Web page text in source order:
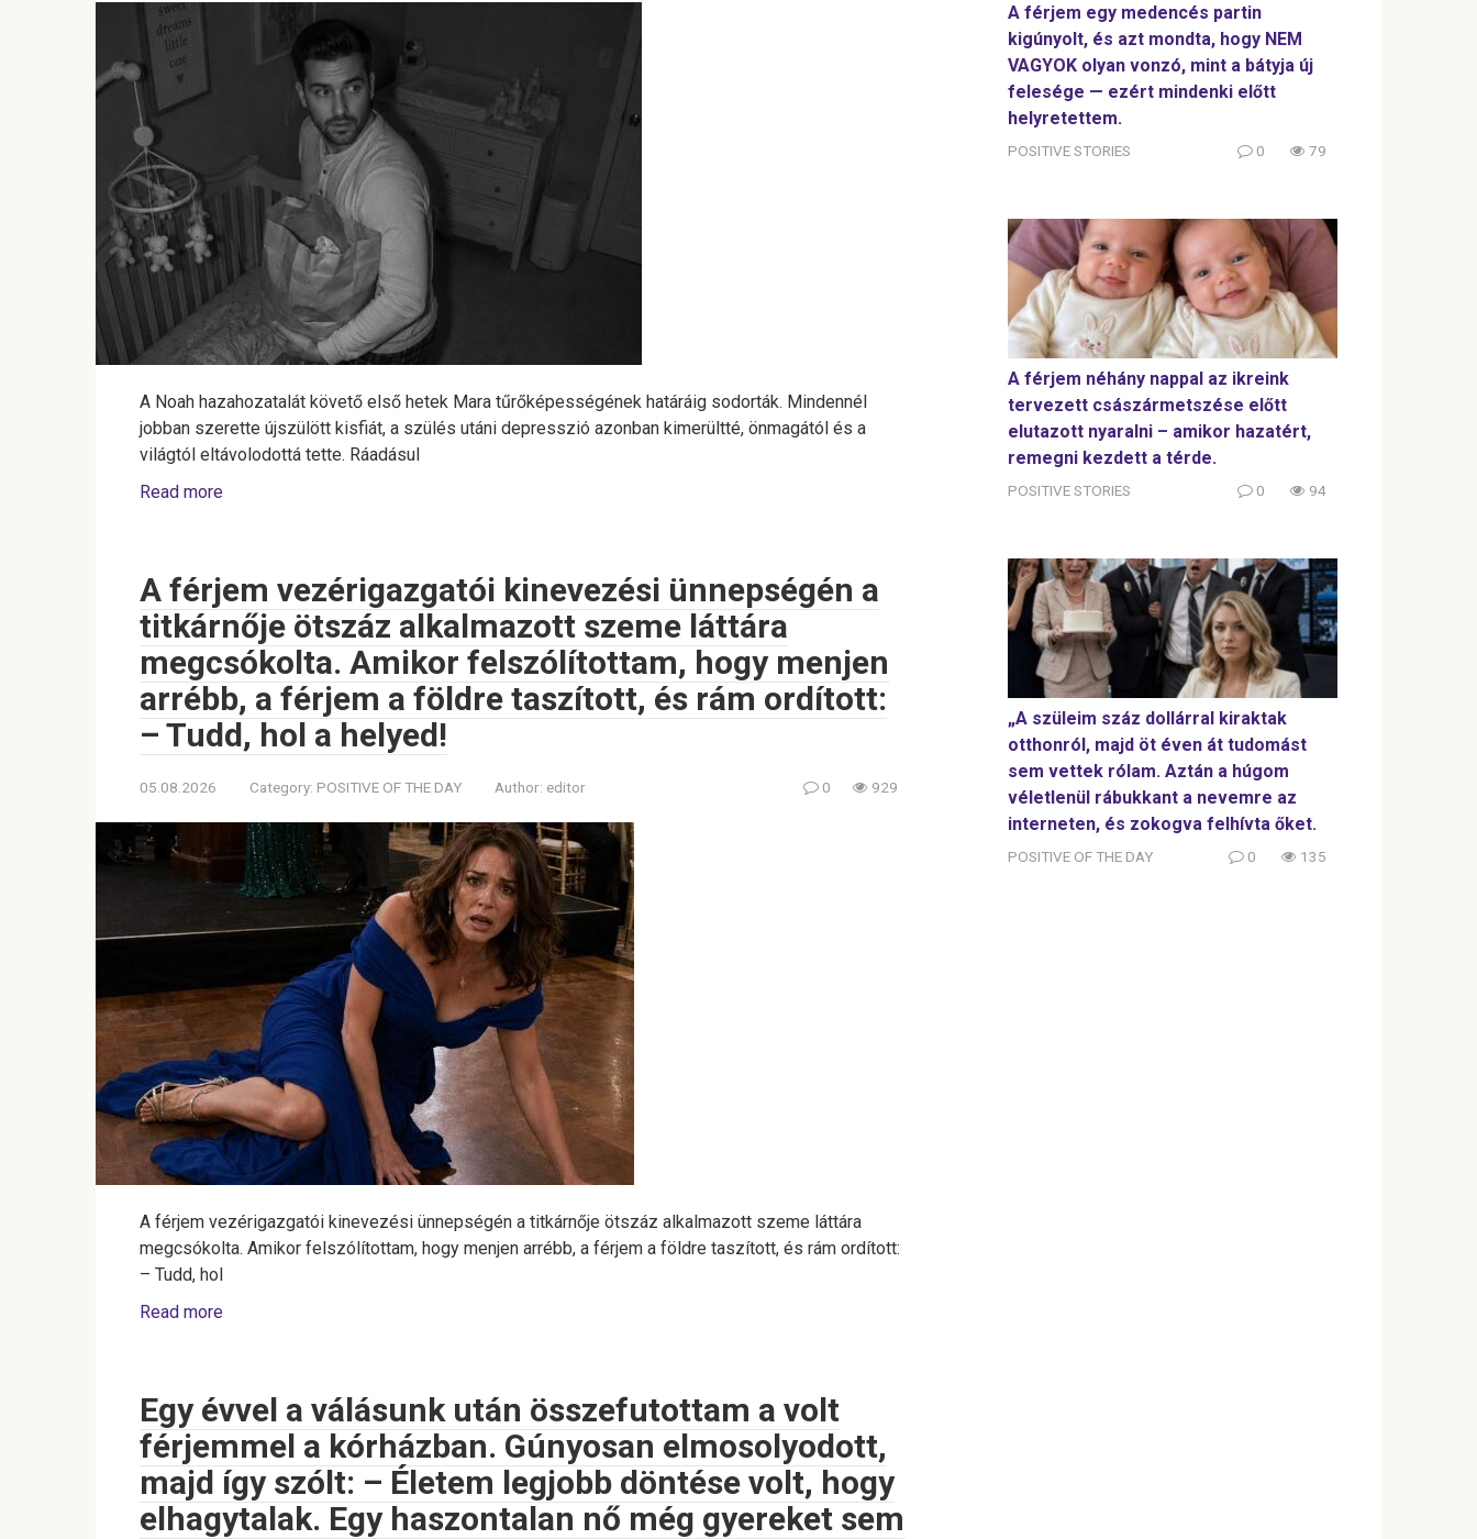
A Noah hazahozatalát követő első hetek Mara tűrőképességének határáig sodorták. Mindennél
jobban szerette újszülött kisfiát, a szülés utáni depresszió azonban kimerültté, önmagától és a
világtól eltávolodottá tette. Ráadásul
Read more
A férjem vezérigazgatói kinevezési ünnepségén a
titkárnője ötszáz alkalmazott szeme láttára
megcsókolta. Amikor felszólítottam, hogy menjen
arrébb, a férjem a földre taszított, és rám ordított:
– Tudd, hol a helyed!
05.08.2026 Category: POSITIVE OF THE DAY Author: editor 0 929
A férjem vezérigazgatói kinevezési ünnepségén a titkárnője ötszáz alkalmazott szeme láttára
megcsókolta. Amikor felszólítottam, hogy menjen arrébb, a férjem a földre taszított, és rám ordított:
– Tudd, hol
Read more
Egy évvel a válásunk után összefutottam a volt
férjemmel a kórházban. Gúnyosan elmosolyodott,
majd így szólt: – Életem legjobb döntése volt, hogy
elhagytalak. Egy haszontalan nő még gyereket sem
A férjem egy medencés partin
kigúnyolt, és azt mondta, hogy NEM
VAGYOK olyan vonzó, mint a bátyja új
felesége — ezért mindenki előtt
helyretettem.
POSITIVE STORIES 0 79
A férjem néhány nappal az ikreink
tervezett császármetszése előtt
elutazott nyaralni – amikor hazatért,
remegni kezdett a térde.
POSITIVE STORIES 0 94
„A szüleim száz dollárral kiraktak
otthonról, majd öt éven át tudomást
sem vettek rólam. Aztán a húgom
véletlenül rábukkant a nevemre az
interneten, és zokogva felhívta őket.
POSITIVE OF THE DAY 0 135